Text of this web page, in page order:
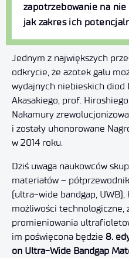
zapotrzebowanie na
jak zakres ich
Jednym z największych
odkrycie, że azotek galu
wydajnych niebieskich diod
Akasakiego, prof.
Nakamury
i zostały uhonorowane
w 2014 roku.
Dziś uwaga naukowców
materiałów –
(ultra-wide bandgap,
możliwości technologiczne,
promieniowania
im poświęcona będzie 8.
on Ultra-Wide Bandgap